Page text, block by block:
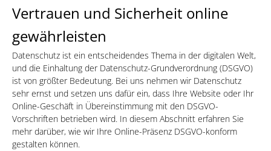
Vertrauen und Sicherheit online
gewährleisten
Datenschutz ist ein entscheidendes Thema in der digitalen Welt,
und die Einhaltung der Datenschutz-Grundverordnung (DSGVO)
ist von größter Bedeutung. Bei uns nehmen wir Datenschutz
sehr ernst und setzen uns dafür ein, dass Ihre Website oder Ihr
Online-Geschäft in Übereinstimmung mit den DSGVO-
Vorschriften betrieben wird. In diesem Abschnitt erfahren Sie
mehr darüber, wie wir Ihre Online-Präsenz DSGVO-konform
gestalten können.